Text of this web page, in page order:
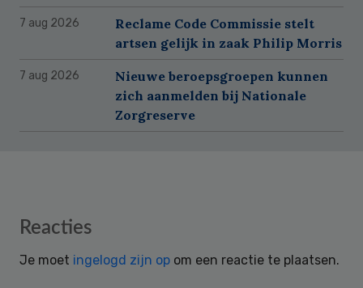
7 aug 2026
Reclame Code Commissie stelt
artsen gelijk in zaak Philip Morris
7 aug 2026
Nieuwe beroepsgroepen kunnen
zich aanmelden bij Nationale
Zorgreserve
Reader
Reacties
Je moet ingelogd zijn op om een reactie te plaatsen.